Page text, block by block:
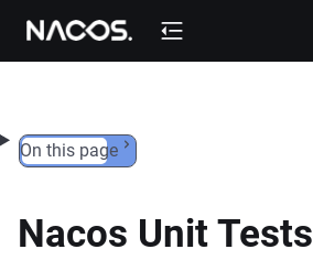
Skip to content
On this page
Nacos Unit Tests